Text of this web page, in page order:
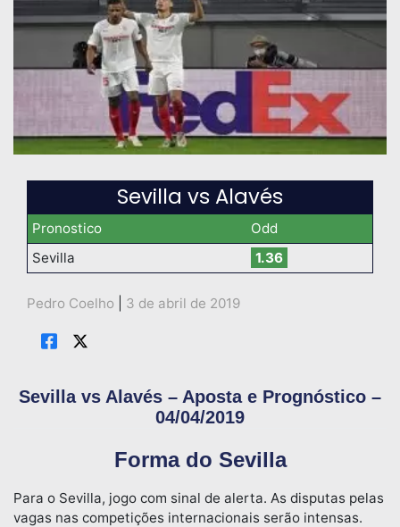
Sevilla vs Alavés
Pronostico
Odd
Sevilla
1.36
Pedro Coelho 3 de abril de 2019
Sevilla vs Alavés – Aposta e Prognóstico –
04/04/2019
Forma do Sevilla
Para o Sevilla, jogo com sinal de alerta. As disputas pelas
vagas nas competições internacionais serão intensas.